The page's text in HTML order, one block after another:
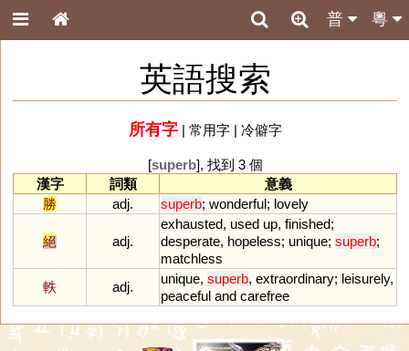
粵
普
英語搜索
所有字| 常用字| 冷僻字
[superb], 找到 3 個
漢字
詞類
意義
勝
adj. superb; wonderful; lovely
絕 adj.
exhausted, used up, finished;
desperate, hopeless; unique; superb;
matchless
軼
adj.
unique, superb, extraordinary; leisurely,
peaceful and carefree